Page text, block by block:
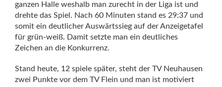
ganzen Halle weshalb man zurecht in der Liga ist und
drehte das Spiel. Nach 60 Minuten stand es 29:37 und
somit ein deutlicher Auswärtssieg auf der Anzeigetafel
für grün-weiß. Damit setzte man ein deutliches
Zeichen an die Konkurrenz.
Stand heute, 12 spiele später, steht der TV Neuhausen
zwei Punkte vor dem TV Flein und man ist motiviert